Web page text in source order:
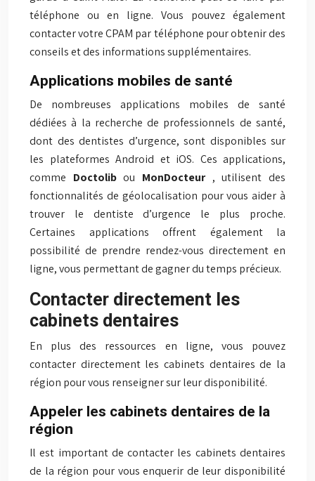
téléphone ou en ligne. Vous pouvez également
contacter votre CPAM par téléphone pour obtenir des
conseils et des informations supplémentaires.
Applications mobiles de santé
De nombreuses applications mobiles de santé
dédiées à la recherche de professionnels de santé,
dont des dentistes d’urgence, sont disponibles sur
les plateformes Android et iOS. Ces applications,
comme Doctolibou MonDocteur , utilisent des
fonctionnalités de géolocalisation pour vous aider à
trouver le dentiste d’urgence le plus proche.
Certaines applications offrent également la
possibilité de prendre rendez-vous directement en
ligne, vous permettant de gagner du temps précieux.
Contacter directement les
cabinets dentaires
En plus des ressources en ligne, vous pouvez
contacter directement les cabinets dentaires de la
région pour vous renseigner sur leur disponibilité.
Appeler les cabinets dentaires de la
région
Il est important de contacter les cabinets dentaires
de la région pour vous enquerir de leur disponibilité